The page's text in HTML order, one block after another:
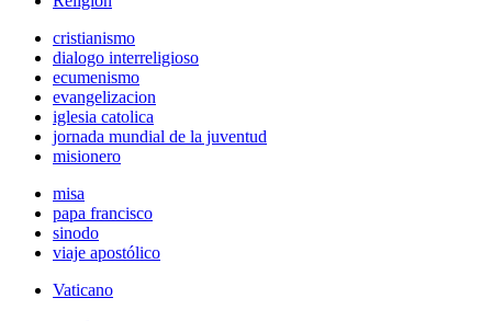
cristianismo
dialogo interreligioso
ecumenismo
evangelizacion
iglesia catolica
jornada mundial de la juventud
misionero
misa
papa francisco
sinodo
viaje apostólico
Vaticano